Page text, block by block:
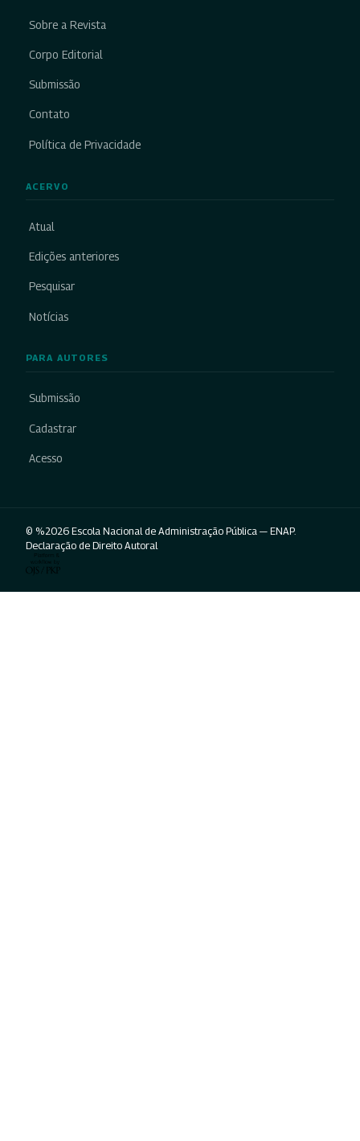
Sobre a Revista
Corpo Editorial
Submissão
Contato
Política de Privacidade
ACERVO
Atual
Edições anteriores
Pesquisar
Notícias
PARA AUTORES
Submissão
Cadastrar
Acesso
© %2026 Escola Nacional de Administração Pública — ENAP.
Declaração de Direito Autoral